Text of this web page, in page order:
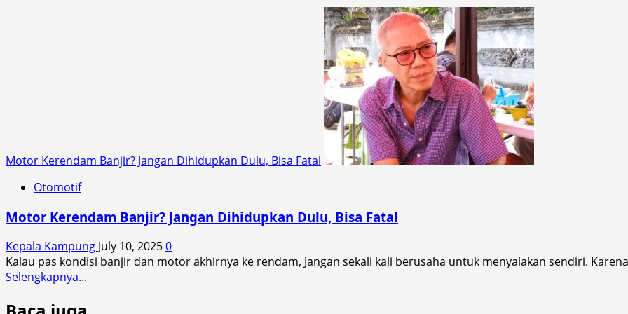
Motor Kerendam Banjir? Jangan Dihidupkan Dulu, Bisa Fatal
Otomotif
Motor Kerendam Banjir? Jangan Dihidupkan Dulu, Bisa Fatal
Kepala Kampung July 10, 20250
Kalau pas kondisi banjir dan motor akhirnya ke rendam, Jangan sekali kali berusaha untuk menyalakan sendiri.
Selengkapnya...